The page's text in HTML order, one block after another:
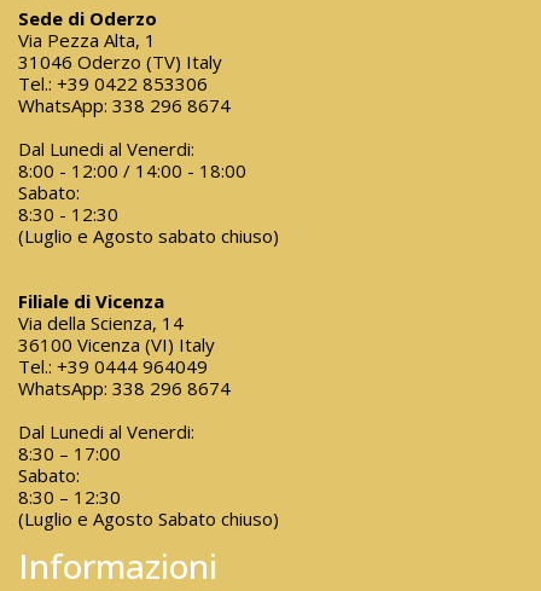
Sede di Oderzo
Via Pezza Alta, 1
31046 Oderzo (TV) Italy
Tel.: +39 0422 853306
WhatsApp: 338 296 8674
Dal Lunedi al Venerdi:
8:00 - 12:00 / 14:00 - 18:00
Sabato:
8:30 - 12:30
(Luglio e Agosto sabato chiuso)
Filiale di Vicenza
Via della Scienza, 14
36100 Vicenza (VI) Italy
Tel.: +39 0444 964049
WhatsApp: 338 296 8674
Dal Lunedi al Venerdi:
8:30 – 17:00
Sabato:
8:30 – 12:30
(Luglio e Agosto Sabato chiuso)
Informazioni